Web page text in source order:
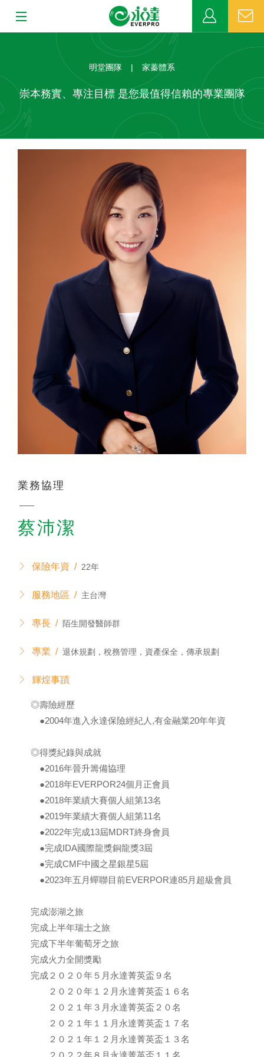
MDRT
新聞中心
明堂團隊 | 家蓁體系
崇本務實、專注目標 是您最值得信賴的專業團隊
業務協理
蔡沛潔
保險年資 / 22年
服務地區 / 主台灣
專長 / 陌生開發醫師群
專業 / 退休規劃，稅務管理，資產保全，傳承規劃
輝煌事蹟
◎壽險經歷
●2004年進入永達保險經紀人,有金融業20年年資
◎得獎紀錄與成就
●2016年晉升籌備協理
●2018年EVERPOR24個月正會員
●2018年業績大賽個人組第13名
●2019年業績大賽個人組第11名
●2022年完成13屆MDRT終身會員
●完成IDA國際龍獎銅龍獎3屆
●完成CMF中國之星銀星5屆
●2023年五月蟬聯目前EVERPOR連85月超級會員
完成澎湖之旅
完成上半年瑞士之旅
完成下半年葡萄牙之旅
完成火力全開獎勵
完成２０２０年５月永達菁英盃９名
２０２０年１２月永達菁英盃１６名
２０２１年３月永達菁英盃２０名
２０２１年１１月永達菁英盃１７名
２０２１年１２月永達菁英盃１３名